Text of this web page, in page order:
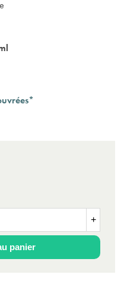
+
panier